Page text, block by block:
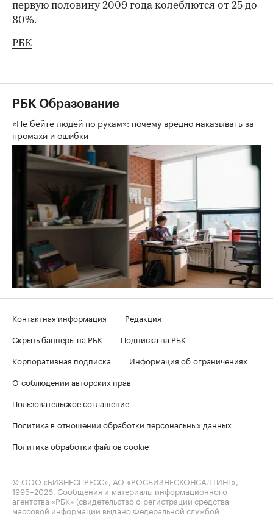
первую половину 2009 года колеблются от 25 до
80%.
РБК
РБК Образование
«Не бейте людей по рукам»: почему вредно наказывать за
промахи и ошибки
Контактная информация
Редакция
Скрыть баннеры на РБК
Подписка на РБК
Корпоративная подписка
Информация об ограничениях
О соблюдении авторских прав
Пользовательское соглашение
Политика в отношении обработки персональных данных
Политика обработки файлов cookie
© ООО «БИЗНЕСПРЕСС», АО «РОСБИЗНЕСКОНСАЛТИНГ»,
1995–2026. Сообщения и материалы информационного
агентства «РБК» (свидетельство о регистрации средства
массовой информации выдано Федеральной службой